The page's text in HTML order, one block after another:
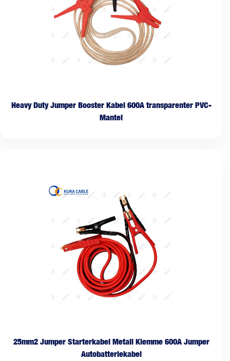
Heavy Duty Jumper Booster Kabel 600A transparenter PVC-
Mantel
25mm2 Jumper Starterkabel Metall Klemme 600A Jumper
Autobatteriekabel